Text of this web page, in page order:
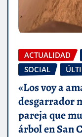
ACTUALIDAD
SOCIAL
«Los voy a
desgarrador
pareja que
árbol en San